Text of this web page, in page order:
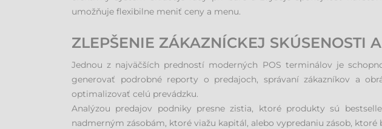
umožňuje flexibilne meniť ceny a menu.
ZLEPŠENIE ZÁKAZNÍCKEJ SKÚSENOSTI
Jednou z najväčších predností moderných POS terminálov je
generovať podrobné reporty o predajoch, správaní zákazníkov a
optimalizovať celú prevádzku.
Analýzou predajov podniky presne zistia, ktoré produkty sú
nadmerným zásobám, ktoré viažu kapitál, alebo vypredaniu zásob, ktoré